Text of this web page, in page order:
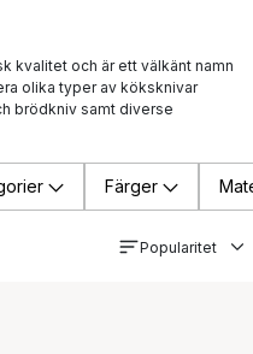
kvalitet och är ett välkänt namn
olika typer av köksknivar
brödkniv samt diverse
Färger
Popularitet